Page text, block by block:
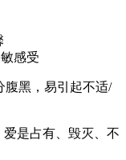
感受
腹黑，易引起不适/
是占有、毁灭、不